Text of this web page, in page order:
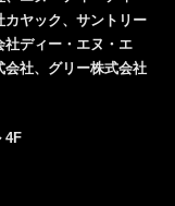
カヤック、サントリー
社ディー・エヌ・エ
会社、グリー株式会社
4F